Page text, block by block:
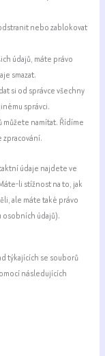
nebo zablokovat
údajů, máte právo
smazat.
si od správce všechny
správci.
můžete namítat. Řídíme
údaje najdete ve
li stížnost na to, jak
ale máte také právo
údajů).
týkajících se souborů
následujících